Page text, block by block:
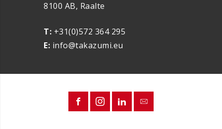
8100 AB, Raalte
T: +31(0)572 364 295
E: info@takazumi.eu